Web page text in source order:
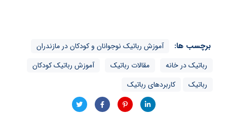
برچسب ها:
آموزش رباتیک نوجوانان و کودکان در مازندران
رباتیک در خانه
مقالات رباتیک
آموزش رباتیک کودکان
رباتیک
کاربردهای رباتیک